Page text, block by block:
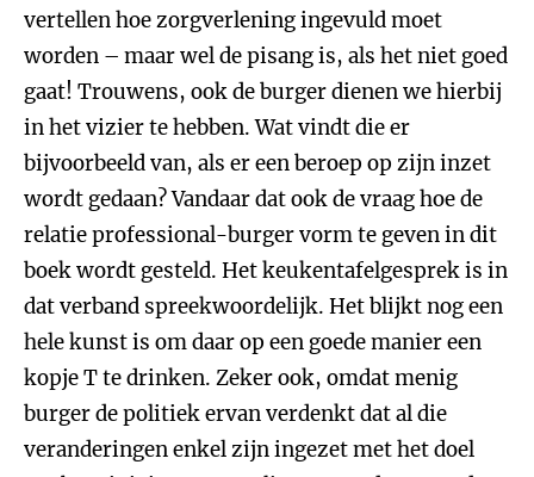
vertellen hoe zorgverlening ingevuld moet
worden – maar wel de pisang is, als het niet goed
gaat! Trouwens, ook de burger dienen we hierbij
in het vizier te hebben. Wat vindt die er
bijvoorbeeld van, als er een beroep op zijn inzet
wordt gedaan? Vandaar dat ook de vraag hoe de
relatie professional-burger vorm te geven in dit
boek wordt gesteld. Het keukentafelgesprek is in
dat verband spreekwoordelijk. Het blijkt nog een
hele kunst is om daar op een goede manier een
kopje T te drinken. Zeker ook, omdat menig
burger de politiek ervan verdenkt dat al die
veranderingen enkel zijn ingezet met het doel